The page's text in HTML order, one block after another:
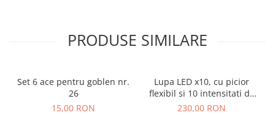
PRODUSE SIMILARE
Set 6 ace pentru goblen nr.
26
15,00 RON
Lupa LED x10, cu picior
flexibil si 10 intensitati de
lumina
230,00 RON